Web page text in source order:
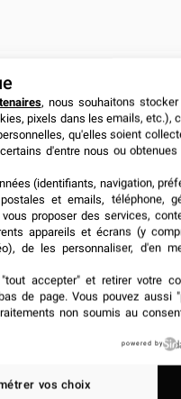
Chine ne représentent
de l’organisation
la liste des
de la sécurité de
, nous souhaitons
pixels dans les emails, etc.),
qu'elles soient
d'entre nous ou
(identifiants, navigation,
et emails, téléphone,
vous proposer des services,
appareils et écrans (y
de les personnaliser, d'en
"tout accepter" et retirer votre
de page. Vous pouvez aussi
non soumis au
powered by
vos choix